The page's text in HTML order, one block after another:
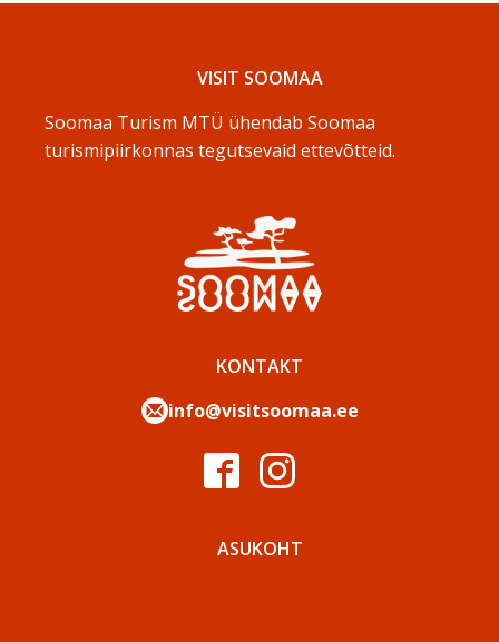
VISIT SOOMAA
Soomaa Turism MTÜ ühendab Soomaa
turismipiirkonnas tegutsevaid ettevõtteid.
KONTAKT
info@visitsoomaa.ee
ASUKOHT